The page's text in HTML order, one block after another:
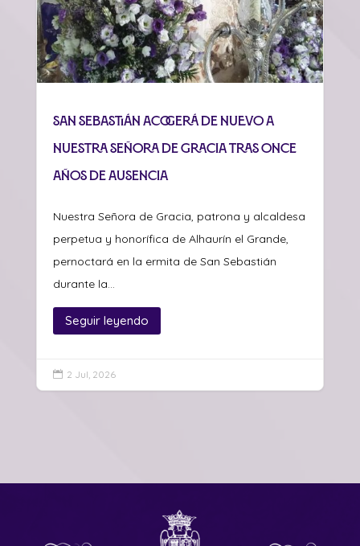
San Sebastián acogerá de nuevo a
Nuestra Señora de Gracia tras once
años de ausencia
Nuestra Señora de Gracia, patrona y alcaldesa
perpetua y honorífica de Alhaurín el Grande,
pernoctará en la ermita de San Sebastián
durante la...
Seguir leyendo
 2 Jul, 2026